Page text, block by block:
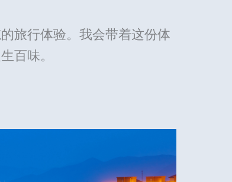
旅行体验。我会带着这份体
百味。